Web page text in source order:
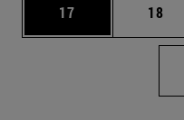
Página
17 18